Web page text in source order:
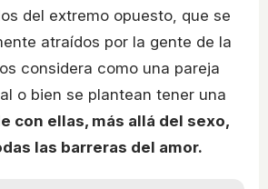
del extremo opuesto, que se
atraídos por la gente de la
considera como una pareja
o bien se plantean tener una
con ellas, más allá del sexo,
las barreras del amor.